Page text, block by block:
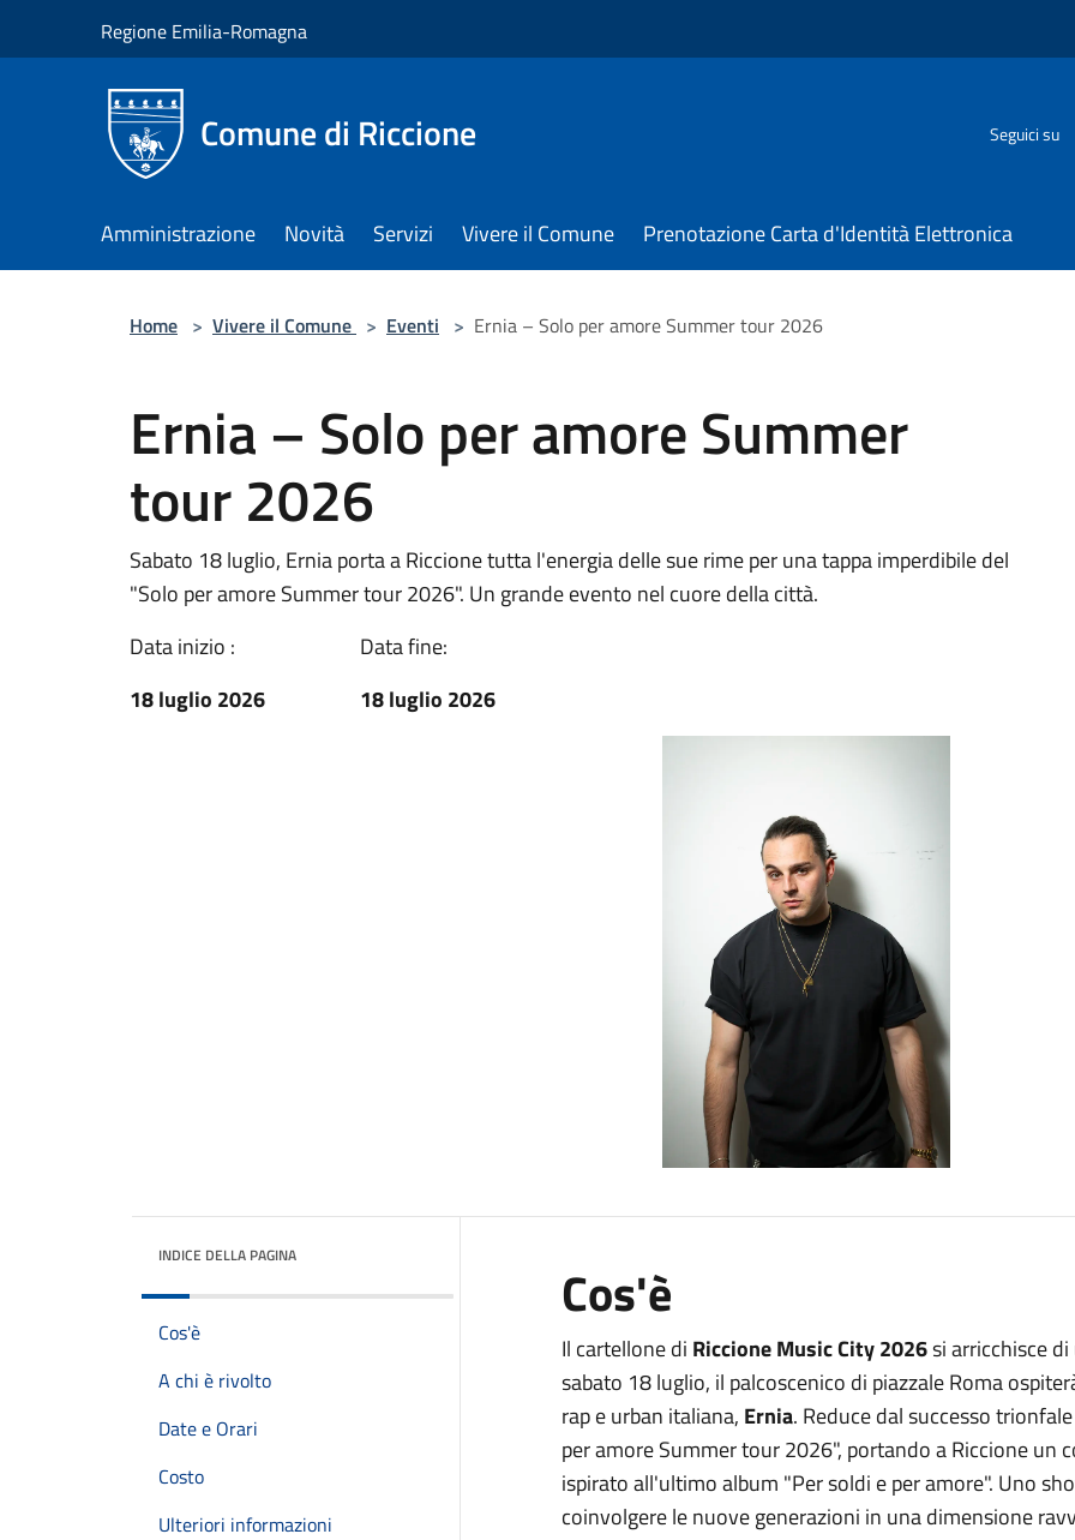
Regione Emilia-Romagna
Comune di Riccione Seguici su
Amministrazione Novità Servizi Vivere il Comune Prenotazione Carta d'Identità Elettronica
Home > Vivere il Comune > Eventi > Ernia – Solo per amore Summer tour 2026
Ernia – Solo per amore Summer
tour 2026
Sabato 18 luglio, Ernia porta a Riccione tutta l'energia delle sue rime per una tappa imperdibile del
"Solo per amore Summer tour 2026". Un grande evento nel cuore della città.
Data inizio :
18 luglio 2026
Data fine:
18 luglio 2026
INDICE DELLA PAGINA
Cos'è
A chi è rivolto
Date e Orari
Costo
Ulteriori informazioni
Cos'è
Il cartellone di Riccione Music City 2026si arricchisce
sabato 18 luglio, il palcoscenico di piazzale Roma
rap e urban italiana, Ernia. Reduce dal successo
per amore Summer tour 2026", portando a Riccione
ispirato all'ultimo album "Per soldi e per amore". Uno
coinvolgere le nuove generazioni in una dimensione